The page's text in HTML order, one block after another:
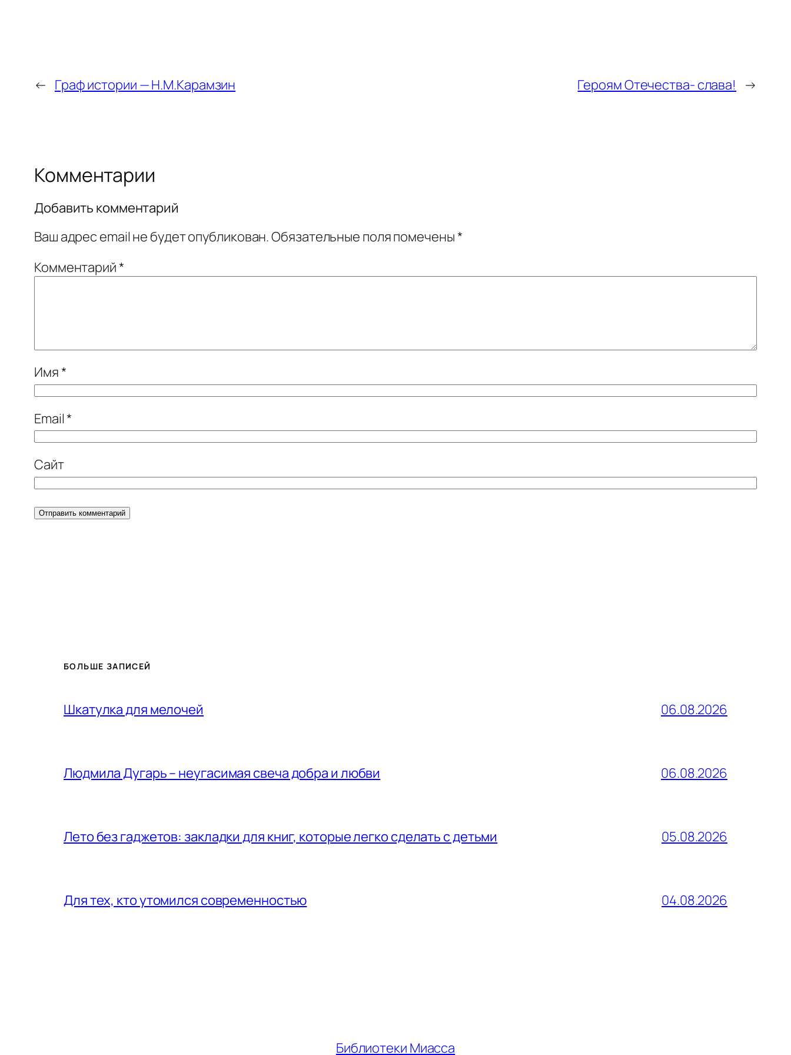
← Граф истории — Н.М.Карамзин Героям Отечества- слава! →
Комментарии
Добавить комментарий
Ваш адрес email не будет опубликован.Обязательные поля помечены*
Комментарий*
Имя*
Email*
Сайт
БОЛЬШЕ ЗАПИСЕЙ
Шкатулка для мелочей 06.08.2026
Людмила Дугарь – неугасимая свеча добра и любви 06.08.2026
Лето без гаджетов: закладки для книг, которые легко сделать с детьми 05.08.2026
Для тех, кто утомился современностью 04.08.2026
Библиотеки Миасса